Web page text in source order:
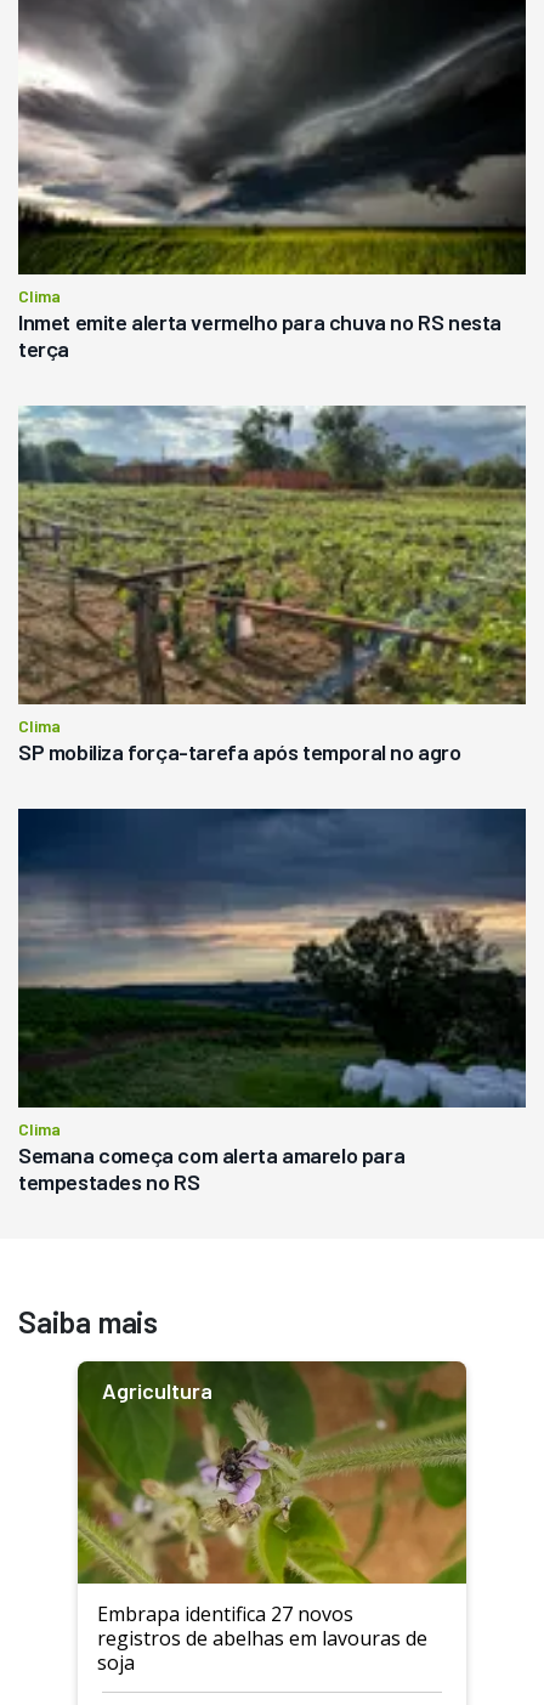
Clima
Inmet emite alerta vermelho para chuva no RS nesta
terça
Clima
SP mobiliza força-tarefa após temporal no agro
Clima
Semana começa com alerta amarelo para
tempestades no RS
Saiba mais
Agricultura
Embrapa identifica 27 novos
registros de abelhas em lavouras de
soja